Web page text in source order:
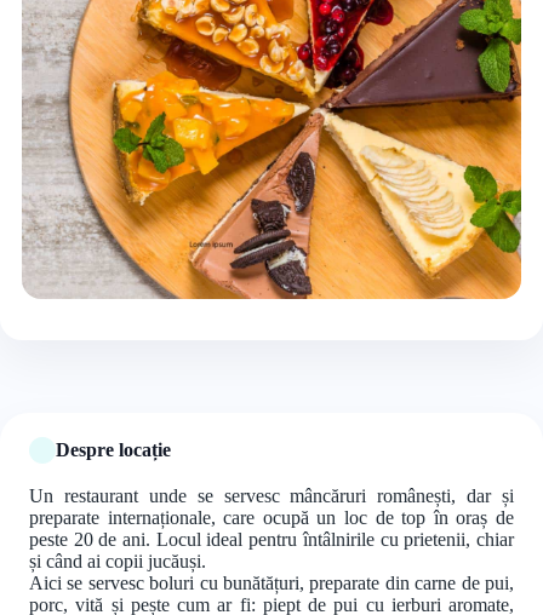
Despre locație
Un restaurant unde se servesc mâncăruri românești, dar și
preparate internaționale, care ocupă un loc de top în oraș de
peste 20 de ani. Locul ideal pentru întâlnirile cu prietenii, chiar
și când ai copii jucăuși.
Aici se servesc boluri cu bunătățuri, preparate din carne de pui,
porc, vită și pește cum ar fi: piept de pui cu ierburi aromate,